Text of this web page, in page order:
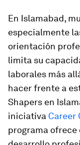
En Islamabad,
especialmente
orientación
limita su
laborales más
hacer frente a
Shapers en
iniciativa Career
programa